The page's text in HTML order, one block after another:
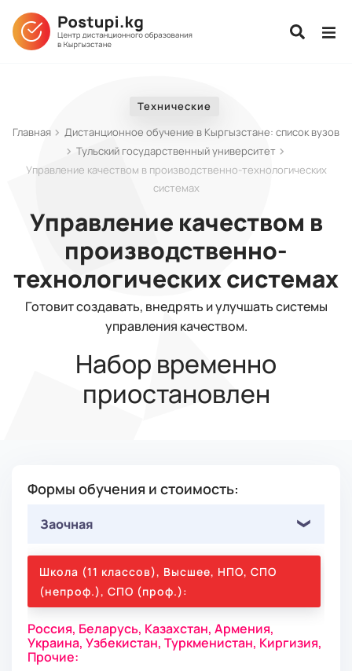
Технические
Главная
Дистанционное обучение в Кыргызстане: список вузов
Тульский государственный университет
Управление качеством в производственно-технологических
системах
Управление качеством в
производственно-
технологических системах
Готовит создавать, внедрять и улучшать системы
управления качеством.
Набор временно
приостановлен
Формы обучения и стоимость:
Заочная
Школа (11 классов), Высшее, НПО, СПО
(непроф.), СПО (проф.):
Россия, Беларусь, Казахстан, Армения,
Украина, Узбекистан, Туркменистан, Киргизия,
Прочие: